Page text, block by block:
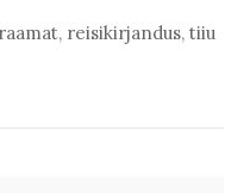
raamat, reisikirjandus, tiiu